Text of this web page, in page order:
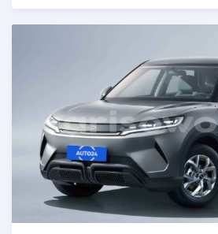
Publié il y a plus d'un an